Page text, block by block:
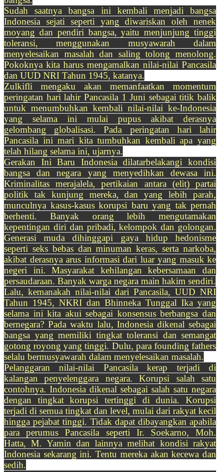
Sudah saatnya bangsa ini kembali menjadi bangsa
Indonesia sejati seperti yang diwariskan oleh nenek
moyang dan pendiri bangsa, yaitu menjunjung tinggi
toleransi, menggunakan musyawarah dalam
menyelesaikan masalah dan saling tolong menolong.
Pokoknya kita harus mengamalkan nilai-nilai Pancasila
dan UUD NRI Tahun 1945, katanya.
Zulkifli mengaku akan memanfaatkan momentum
peringatan hari lahir Pancasila 1 Juni sebagai titik balik
untuk menumbuhkan kembali nilai-nilai ke-Indonesia
yang selama ini mulai pupus akibat derasnya
gelombang globalisasi. Pada peringatan hari lahir
Pancasila ini mari kita tumbuhkan kembali apa yang
telah hilang selama ini, ujarnya.
Gerakan Ini Baru Indonesia dilatarbelakangi kondisi
bangsa dan negara yang menyedihkan dewasa ini.
Kriminalitas merajalela, pertikaian antara (elit) partai
politik tak kunjung mereka, dan yang lebih parah,
munculnya kasus-kasus korupsi baru yang tak pernah
berhenti. Banyak orang lebih mengutamakan
kepentingan diri dan pribadi, kelompok dan golongan.
Generasi muda dihinggapi gaya hidup hedonisme
seperti seks bebas dan minuman keras, serta narkoba,
akibat derasnya arus informasi dari luar yang masuk ke
negeri ini. Masyarakat kehilangan kebersamaan dan
persaudaraan. Banyak warga negara main hakim sendiri.
Lalu, kemanakah nilai-nilai dari Pancasila, UUD NRI
Tahun 1945, NKRI dan Bhinneka Tunggal Ika yang
selama ini kita akui sebagai konsensus berbangsa dan
bernegara? Pada waktu lalu, Indonesia dikenal sebagai
bangsa yang memiliki tingkat toleransi dan semangat
gotong royong yang tinggi. Dulu, para founding fathers
selalu bermusyawarah dalam menyelesaikan masalah.
Pelanggaran nilai-nilai Pancasila kerap terjadi di
kalangan penyelenggara negara. Korupsi salah satu
contohnya. Indonesia dikenal sebagai salah satu negara
dengan tingkat korupsi tertinggi di dunia. Korupsi
terjadi di semua tingkat dan level, mulai dari rakyat kecil
hingga pejabat tinggi. Tidak dapat dibayangkan apabila
para perumus Pancasila seperti Ir. Soekarno, Moh.
Hatta, M. Yamin dan lainnya melihat kondisi rakyat
Indonesia sekarang ini. Tentu mereka akan kecewa dan
sedih.